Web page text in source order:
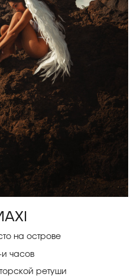
на острове
и часов
ретуши